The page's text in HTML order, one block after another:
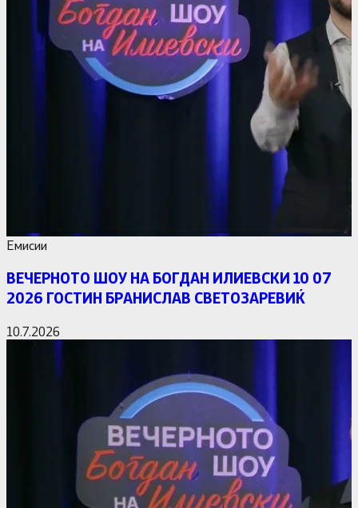
Емисии
ВЕЧЕРНОТО ШОУ НА БОГДАН ИЛИЕВСКИ 10 07
2026 ГОСТИН БРАНИСЛАВ СВЕТОЗАРЕВИЌ
10.7.2026